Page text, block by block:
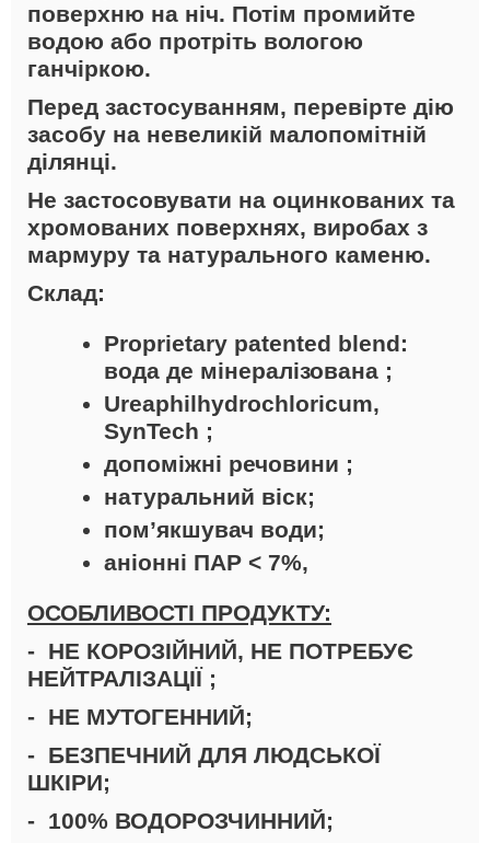
поверхню на ніч. Потім промийте
водою або протріть вологою
ганчіркою.
Перед застосуванням, перевірте дію
засобу на невеликій малопомітній
ділянці.
Не застосовувати на оцинкованих та
хромованих поверхнях, виробах з
мармуру та натурального каменю.
Склад:
Proprietary patented blend:
вода де мінералізована ;
Ureaphilhydrochloricum,
SynTech ;
допоміжні речовини ;
натуральний віск;
пом’якшувач води;
аніонні ПАР < 7%,
ОСОБЛИВОСТІ ПРОДУКТУ:
- НЕ КОРОЗІЙНИЙ, НЕ ПОТРЕБУЄ
НЕЙТРАЛІЗАЦІЇ ;
- НЕ МУТОГЕННИЙ;
- БЕЗПЕЧНИЙ ДЛЯ ЛЮДСЬКОЇ
ШКІРИ;
- 100% ВОДОРОЗЧИННИЙ;